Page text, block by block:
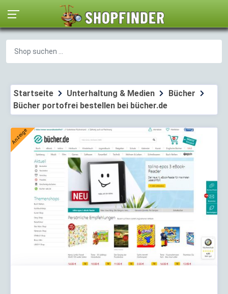
Startseite Unterhaltung & Medien
Bücher
Bücher portofrei bestellen bei bücher.de
Anzeige